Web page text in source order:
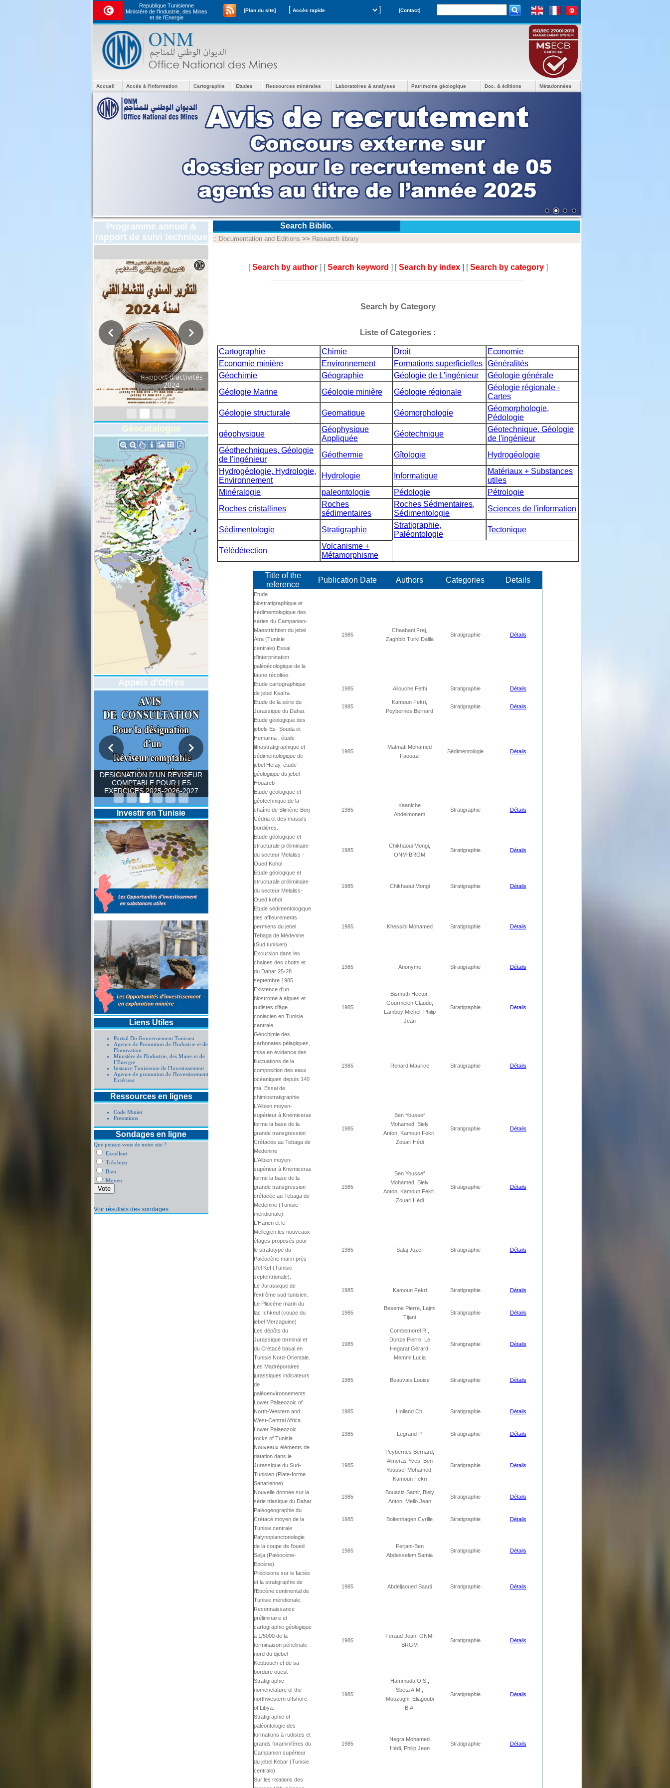
Republique Tunisienne
Ministère de l'Industrie, des Mines
et de l’Energie
[Plan du site] [ ] [Contact]
Accueil Accès à l'information Cartographie Etudes Ressources minérales Laboratoires & analyses Patrimoine géologique Doc. & éditions Métadonnées
Programme annuel &
rapport de suivi technique
Rapport d'activités
2024
Géocatalogue
Appels d'Offres
DESIGNATION D’UN REVISEUR
COMPTABLE POUR LES
EXERCICES 2025-2026-2027
Investir en Tunisie
Liens Utiles
Portail Du Gouvernement Tunisien
Agence de Promotion de l'Industrie et de
l'Innovation
Ministère de l'Industrie, des Mines et de
l’Energie
Instance Tunisienne de l'Investissement
Agence de promotion de l'Investissement
Extérieur
Ressources en lignes
Code Minier
Prestations
Sondages en ligne
Que pensez-vous de notre site ?
Excellent
Très bien
Bien
Moyen
Voir résultats des sondages
Search Biblio.
:: Documentation and Editions >> Research library
[Search by author ] [Search keyword ] [Search by index ] [Search by category ]
Search by Category
Liste of Categories :
Cartographie Chimie Droit
Economie
Economie minière
Environnement Formations superficielles Généralités
Géochimie
Géographie Géologie de L'ingénieur
Géologie générale
Géologie Marine
Géologie minière Géologie régionale
Géologie régionale -
Cartes
Géologie structurale
Geomatique Géomorphologie
Géomorphologie,
Pédologie
géophysique
Géophysique
Appliquée
Géotechnique
Géotechnique, Géologie
de l'ingénieur
Géothechniques, Géologie
de l'ingénieur
Géothermie Gîtologie
Hydrogéologie
Hydrogéologie, Hydrologie,
Environnement
Hydrologie Informatique
Matériaux + Substances
utiles
Minéralogie
paleontologie Pédologie
Pétrologie
Roches cristallines
Roches
sédimentaires
Roches Sédmentaires,
Sédimentologie
Sciences de l'information
Sédimentologie Stratigraphie
Stratigraphie,
Paléontologie
Tectonique
Télédétection
Volcanisme +
Métamorphisme
Title of the
reference
Publication Date Authors Categories Details
Etude
biostratigraphique et
sédimentologique des
séries du Campanien-
Maestrichtien du jebel
Atra (Tunisie
centrale).Essai
d'interprétation
paléoécologique de la
faune récoltée.
1985
Chaabani Frej,
Zaghbib Turki Dalila
Stratigraphie Détails
Etude cartographique
de jebel Ksaïra
1985 Allouche Fethi Stratigraphie Détails
Etude de la série du
Jurassique du Dahar.
1985
Kamoun Fekri,
Peybernes Bernard
Stratigraphie Détails
Etude géologique des
jebels Es- Souda et
Hemaima , étude
lithostratigraphique et
sédimentologique de
jebel Hefay, étude
géologique du jebel
Houareb
1985
Matmati Mohamed
Faouazi
Sédimentologie Détails
Etude géologique et
géotechnique de la
chaîne de Slimène-Borj
Cédria et des massifs
bordières.
1985
Kaaniche
Abdelmonem
Stratigraphie Détails
Etude géologique et
structurale préliminaire
du secteur Melaliss -
Oued Kohol
1985
Chikhaoui Mongi,
ONM-BRGM
Stratigraphie Détails
Etude géologique et
structurale préliminaire
du secteur Melaliss-
Oued kohol
1985 Chikhaoui Mongi Stratigraphie Détails
Etude sédimentologique
des affleurements
permiens du jebel
Tebaga de Médenine
(Sud tunisien)
1985 Khessibi Mohamed Stratigraphie Détails
Excursion dans les
chaines des chotts et
du Dahar 25-28
septembre 1985.
1985 Anonyme Stratigraphie Détails
Existence d'un
biostrome à algues et
rudistes d'âge
coniacien en Tunisie
centrale.
1985
Bismuth Hector,
Gourmelen Claude,
Lamboy Michel, Philip
Jean
Stratigraphie Détails
Géochimie des
carbonates pélagiques,
mise en évidence des
fluctuations de la
composition des eaux
océaniques depuis 140
ma. Essai de
chimiostratigraphie.
1985 Renard Maurice Stratigraphie Détails
L'Albien moyen-
supérieur à Knémiceras
forme la base de la
grande transgression
Crétacée au Tebaga de
Medenine
1985
Ben Youssef
Mohamed, Biely
Anton, Kamoun Fekri,
Zouari Hédi
Stratigraphie Détails
L'Albien moyen-
supérieur à Knemiceras
forme la base de la
grande transgression
crétacée au Tebaga de
Medenine (Tunisie
meridionale).
1985
Ben Youssef
Mohamed, Biely
Anton, Kamoun Fekri,
Zouari Hédi
Stratigraphie Détails
L'Harien et le
Mellegien,les nouveaux
étages proposés pour
le stratotype du
Paléocène marin près
d'el Kef (Tunisie
septentrionale).
1985 Salaj Jozef Stratigraphie Détails
Le Jurassique de
l'extrême sud-tunisien.
1985 Kamoun Fekri Stratigraphie Détails
Le Pliocène marin du
lac Ichkeul (coupe du
jebel Merzaguine)
1985
Beseme Pierre, Lajmi
Tijani
Stratigraphie Détails
Les dépôts du
Jurassique terminal et
du Crétacé basal en
Tunisie Nord-Orientale.
1985
Combemorel R.,
Donze Pierre, Le
Hegarat Gérard,
Memmi Lucia
Stratigraphie Détails
Les Madréporaires
jurassiques indicateurs
de
paléoenvironnements
1985 Beauvais Louise Stratigraphie Détails
Lower Palaeozoic of
North-Western and
West-Central Africa.
1985 Holland Ch. Stratigraphie Détails
Lower Palaeozoic
rocks of Tunisia.
1985 Legrand P. Stratigraphie Détails
Nouveaux éléments de
datation dans le
Jurassique du Sud-
Tunisien (Plate-forme
Saharienne).
1985
Peybernes Bernard,
Almeras Yves, Ben
Youssef Mohamed,
Kamoun Fekri
Stratigraphie Détails
Nouvelle donnée sur la
série triasique du Dahar
1985
Bouaziz Samir, Biely
Anton, Mello Jean
Stratigraphie Détails
Paléogéographie du
Crétacé moyen de la
Tunisie centrale.
1985 Boltenhagen Cyrille Stratigraphie Détails
Palynoplanctonologie
de la coupe de l'oued
Selja (Paléocène-
Eocène).
1985
Ferjani-Ben
Abdesselem Samia
Stratigraphie Détails
Précisions sur le faciès
et la stratigraphie de
l'Eocène continental de
Tunisie méridionale.
1985 Abdeljaoued Saadi Stratigraphie Détails
Reconnaissance
préliminaire et
cartographie géologique
à 1/5000 de la
terminaison périclinale
nord du djebel
Kebbouch et de sa
bordure ouest
1985
Feraud Jean, ONM-
BRGM
Stratigraphie Détails
Stratigraphic
nomenclature of the
northwestern offshore
of Libya.
1985
Hammuda O.S.,
Sbeta A.M.,
Mouzughi, Eliagoubi
B.A.
Stratigraphie Détails
Stratigraphie et
paléontologie des
formations à rudistes et
grands foraminifères du
Campanien supérieur
du jebel Kebar (Tunisie
centrale)
1985
Negra Mohamed
Hédi, Philip Jean
Stratigraphie Détails
Sur les relations des